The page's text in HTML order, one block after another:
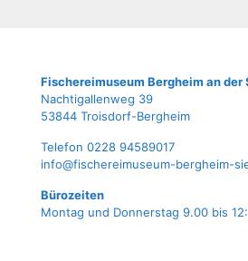
Fische­rei­mu­se­um Berg­heim an der
Nach­ti­gal­len­weg 39
53844 Troisdorf-Bergheim
Tele­fon 0228 94589017
info@fischereimuseum-bergheim-
Büro­zei­ten
Mon­tag und Don­ners­tag 9.00 bis